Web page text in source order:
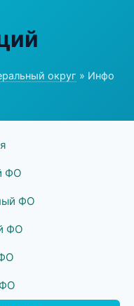
округ » Инфо
ФО
ФО
ФО